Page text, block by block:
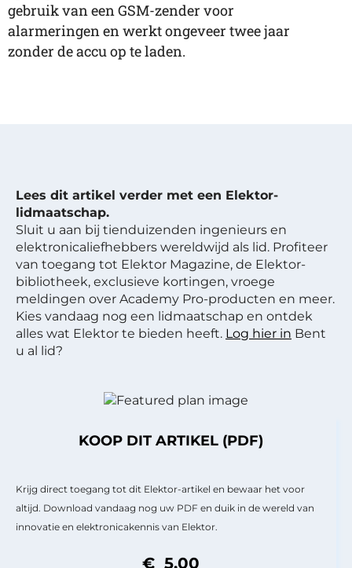
gebruik van een GSM-zender voor
alarmeringen en werkt ongeveer twee jaar
zonder de accu op te laden.
Lees dit artikel verder met een Elektor-
lidmaatschap.
Sluit u aan bij tienduizenden ingenieurs en
elektronicaliefhebbers wereldwijd als lid. Profiteer
van toegang tot Elektor Magazine, de Elektor-
bibliotheek, exclusieve kortingen, vroege
meldingen over Academy Pro-producten en meer.
Kies vandaag nog een lidmaatschap en ontdek
alles wat Elektor te bieden heeft. Log hier in Bent
u al lid?
KOOP DIT ARTIKEL (PDF)
Krijg direct toegang tot dit Elektor-artikel en bewaar het voor
altijd. Download vandaag nog uw PDF en duik in de wereld van
innovatie en elektronicakennis van Elektor.
€ 5,00